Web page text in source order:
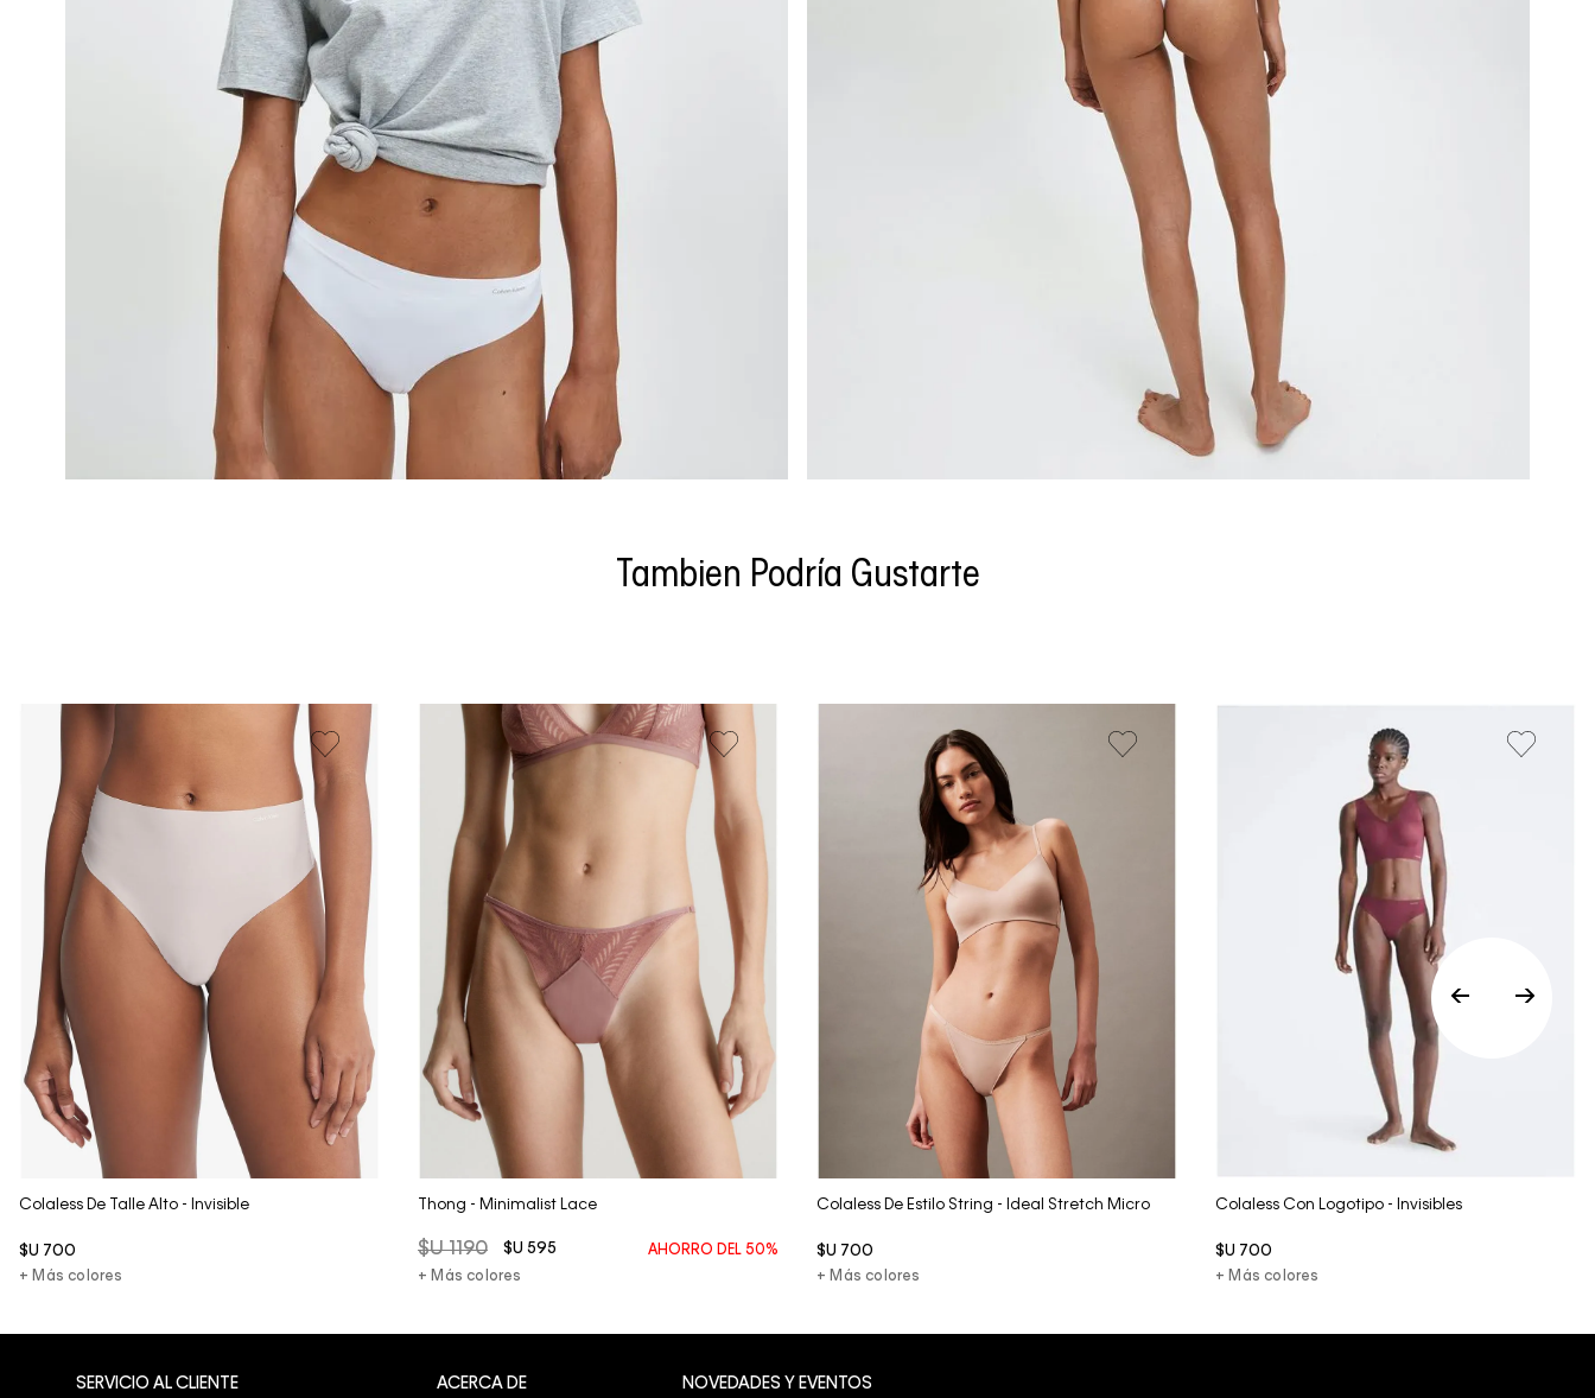
Tambien Podría Gustarte
Vista Rápida
Colaless De Talle Alto - Invisible
$U 700
+ Más colores
Vista Rápida
Thong - Minimalist Lace
$U 1190 $U 595 AHORRO DEL 50%
+ Más colores
Vista Rápida
Colaless De Estilo String - Ideal Stretch Micro
$U 700
+ Más colores
Vista Rápida
Colaless Con Logotipo - Invisibles
$U 700
+ Más colores
SERVICIO AL CLIENTE ACERCA DE NOVEDADES Y EVENTOS